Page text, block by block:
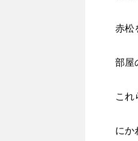
赤松
部屋
これ
にか